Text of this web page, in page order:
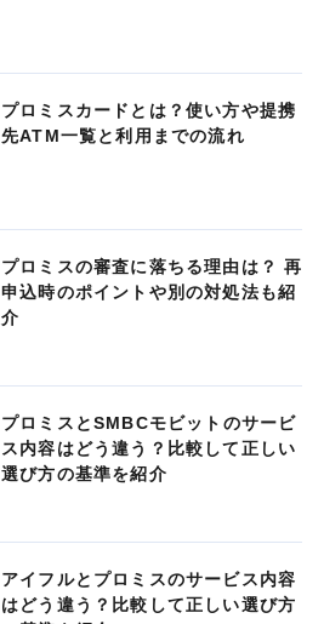
プロミスカードとは？使い方や提携
先ATM一覧と利用までの流れ
プロミスの審査に落ちる理由は？ 再
申込時のポイントや別の対処法も紹
介
プロミスとSMBCモビットのサービ
ス内容はどう違う？比較して正しい
選び方の基準を紹介
アイフルとプロミスのサービス内容
はどう違う？比較して正しい選び方